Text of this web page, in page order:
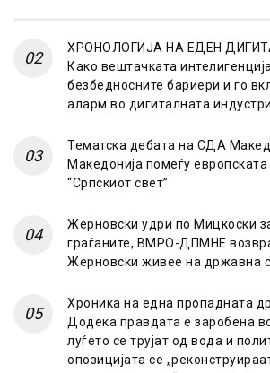
ХРОНОЛОГИЈА НА ЕДЕН
Како вештачката
безбедносните бариери и го
аларм во дигиталната
Тематска дебата на СДА
Македонија помеѓу европската
“Српскиот свет”
Жерновски удри по Мицкоски
граѓаните, ВМРО-ДПМНЕ
Жерновски живее на државна
Хроника на една пропадната
Додека правдата е заробена
луѓето се трујат од вода и
опозицијата се